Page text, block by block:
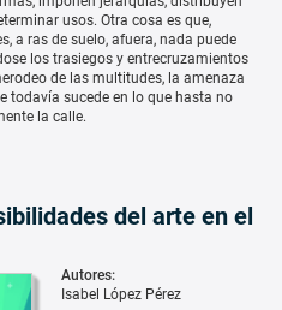
usos. Otra cosa es que,
a ras de suelo, afuera, nada puede
los trasiegos y entrecruzamientos
de las multitudes, la amenaza
todavía sucede en lo que hasta no
la calle.
del arte en el
Autores:
Isabel López Pérez